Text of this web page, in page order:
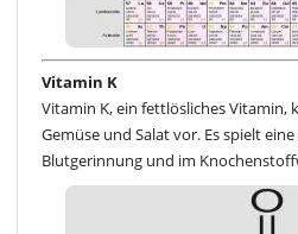
Vitamin K
Vitamin K, ein fettlösliches Vitamin,
Gemüse und Salat vor. Es spielt
Blutgerinnung und im